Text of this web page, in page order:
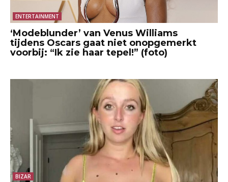
ENTERTAINMENT
‘Modeblunder’ van Venus Williams
tijdens Oscars gaat niet onopgemerkt
voorbij: “Ik zie haar tepel!” (foto)
BIZAR